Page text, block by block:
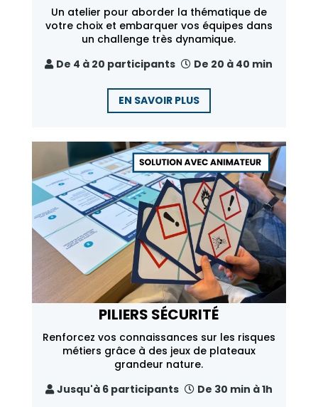
Un atelier pour aborder la thématique de
votre choix et embarquer vos équipes dans
un challenge très dynamique.
De 4 à 20 participants
De 20 à 40 min
EN SAVOIR PLUS
PILIERS SÉCURITÉ
Renforcez vos connaissances sur les risques
métiers grâce à des jeux de plateaux
grandeur nature.
Jusqu'à 6 participants
De 30 min à 1h